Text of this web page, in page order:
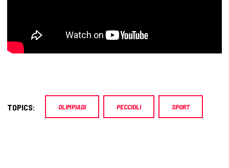
TOPICS: OLIMPIADI PECCIOLI SPORT